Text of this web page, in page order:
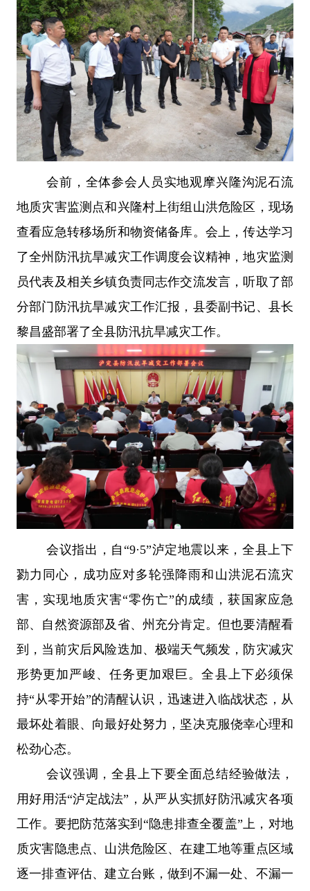
会前，全体参会人员实地观摩兴隆沟泥石流
地质灾害监测点和兴隆村上街组山洪危险区，现场
查看应急转移场所和物资储备库。会上，传达学习
了全州防汛抗旱减灾工作调度会议精神，地灾监测
员代表及相关乡镇负责同志作交流发言，听取了部
分部门防汛抗旱减灾工作汇报，县委副书记、县长
黎昌盛部署了全县防汛抗旱减灾工作。
会议指出， 自“9·5”泸定地震以来，全县上下
勠力同心，成功应对多轮强降雨和山洪泥石流灾
害，实现地质灾害“零伤亡”的成绩，获国家应急
部、自然资源部及省、州充分肯定。但也要清醒看
到，当前灾后风险迭加、极端天气频发，防灾减灾
形势更加严峻、任务更加艰巨。全县上下必须保
持“从零开始”的清醒认识，迅速进入临战状态，从
最坏处着眼、向最好处努力，坚决克服侥幸心理和
松劲心态。
会议强调，全县上下要全面总结经验做法，
用好用活“泸定战法”，从严从实抓好防汛减灾各项
工作。 要把防范落实到“隐患排查全覆盖”上，对地
质灾害隐患点、山洪危险区、在建工地等重点区域
逐一排查评估、建立台账，做到不漏一处、不漏一